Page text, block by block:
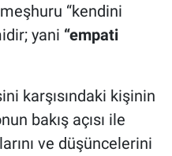
“kendini
yani “empati
karşısındaki kişinin
bakış açısı ile
ve düşüncelerini